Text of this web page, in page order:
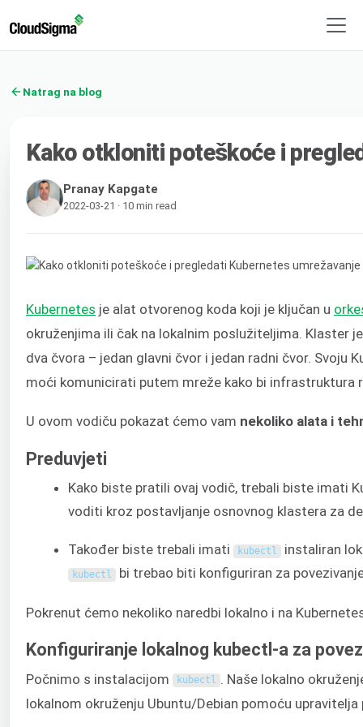
Natrag na blog
Kako otkloniti poteškoće i
Pranay Kapgate
2022-03-21 · 10 min read
Kubernetes je alat otvorenog koda koji je ključan u
okruženjima ili čak na lokalnim poslužiteljima. Klaster
dva čvora – jedan glavni čvor i jedan radni čvor.
moći komunicirati putem mreže kako bi infrastruktura
U ovom vodiču pokazat ćemo vam nekoliko alata i
Preduvjeti
Kako biste pratili ovaj vodič, trebali biste imati
voditi kroz postavljanje osnovnog klastera za
Također biste trebali imati kubectl instaliran
kubectl bi trebao biti konfiguriran za
Pokrenut ćemo nekoliko naredbi lokalno i na
Konfiguriranje lokalnog kubectl-a za
Počnimo s instalacijom kubectl . Naše lokalno
lokalnom okruženju Ubuntu/Debian pomoću